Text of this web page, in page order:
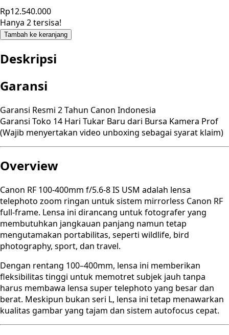
Rp12.540.000
Hanya 2 tersisa!
Tambah ke keranjang
Deskripsi
Garansi
Garansi Resmi 2 Tahun Canon Indonesia
Garansi Toko 14 Hari Tukar Baru dari Bursa Kamera Prof
(Wajib menyertakan video unboxing sebagai syarat klaim)
Overview
Canon RF 100-400mm f/5.6-8 IS USM adalah lensa
telephoto zoom ringan untuk sistem mirrorless Canon RF
full-frame. Lensa ini dirancang untuk fotografer yang
membutuhkan jangkauan panjang namun tetap
mengutamakan portabilitas, seperti wildlife, bird
photography, sport, dan travel.
Dengan rentang 100–400mm, lensa ini memberikan
fleksibilitas tinggi untuk memotret subjek jauh tanpa
harus membawa lensa super telephoto yang besar dan
berat. Meskipun bukan seri L, lensa ini tetap menawarkan
kualitas gambar yang tajam dan sistem autofocus cepat.